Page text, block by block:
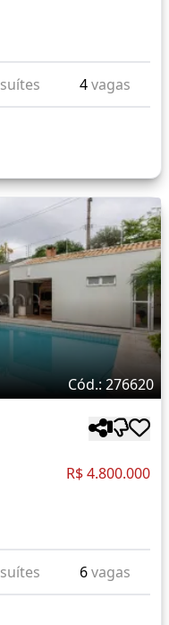
suítes 4vagas
Cód.: 276620
R$ 4.800.000
suítes 6vagas